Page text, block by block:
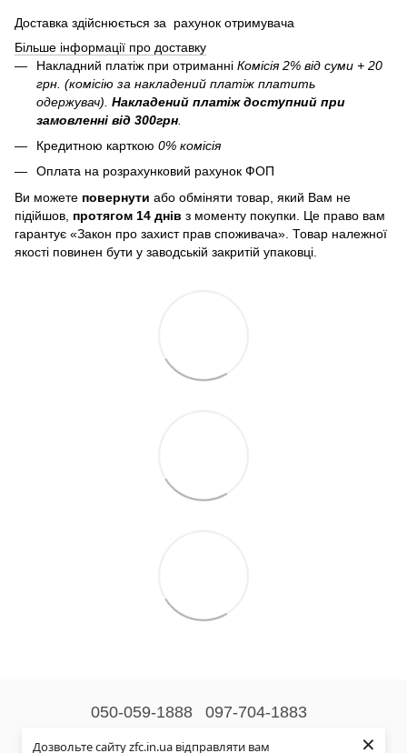
Дозвольте сайту zfc.in.ua відправляти вам ×
Доставка здійснюється за рахунок отримувача
Більше інформації про доставку
Накладний платіж при отриманні Комісія 2% від суми + 20
грн. (комісію за накладений платіж платить
одержувач). Накладений платіж доступний при
замовленні від 300грн
Кредитною карткою 0% комісія
Оплата на розрахунковий рахунок ФОП
Ви можете повернути або обміняти товар, який Вам не
підійшов, протягом 14 днів з моменту покупки. Це право вам
гарантує «Закон про захист прав споживача». Товар належної
якості повинен бути у заводській закритій упаковці.
050-059-1888 097-704-1883
Контактна інформація